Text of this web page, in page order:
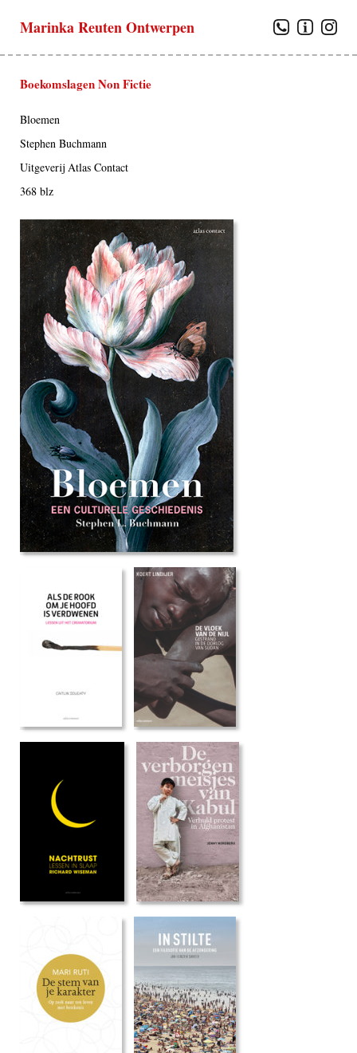
Marinka Reuten Ontwerpen
Boekomslagen Non Fictie
Bloemen
Stephen Buchmann
Uitgeverij Atlas Contact
368 blz